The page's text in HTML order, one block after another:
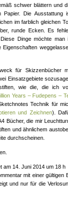
schwer blättern und
Die Ausstattung
im farblich gleichen
runde Ecken. Es
Dinge möchte man
für Skizzenbücher
Einsatzgebiete
wie die, die ich
Years – Fudepens –
Technik für
und Zeichnen).
Bücher, die mir
und ähnlichem
durchscheinen.
am 14. Juni 2014 um 18 h
mit einer gültigen
und nur für die